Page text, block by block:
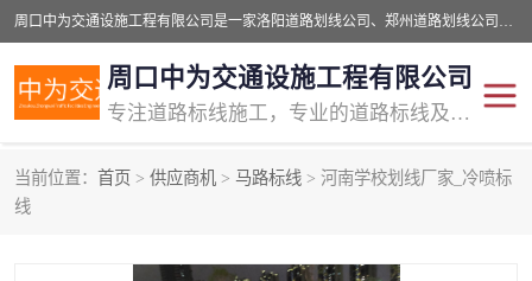
周口中为交通设施工程有限公司是一家洛阳道路划线公司、郑州道路划线公司、平顶山道路车位划线公司、开封车位划线公司、许昌道路车位划线公司、漯河道路车位划线公司，公司始终坚持“诚信、匠心、专注”的宗旨；我们的经营理念是：的服务。
周口中为交通设施工程有限公司
专注道路标线施工，专业的道路标线及交通设施施工服务商!
当前位置： 首页 > 供应商机 > 马路标线 > 河南学校划线厂家_冷喷标
线
道路标线划线 马路标线